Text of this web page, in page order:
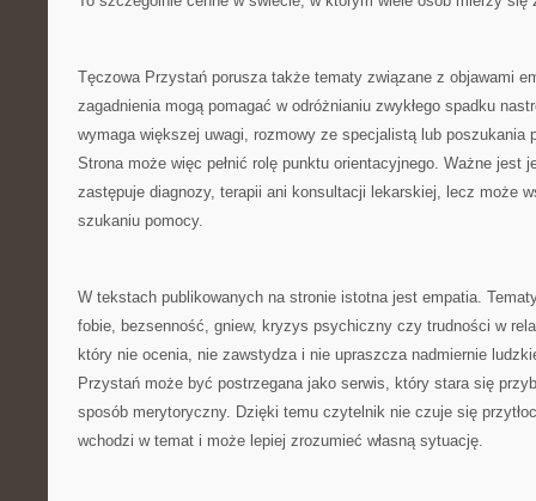
Tęczowa Przystań porusza także tematy związane z objawami
zagadnienia mogą pomagać w odróżnianiu zwykłego spadku
wymaga większej uwagi, rozmowy ze specjalistą lub poszukania
Strona może więc pełnić rolę punktu orientacyjnego. Ważne jest
zastępuje diagnozy, terapii ani konsultacji lekarskiej, lecz może
szukaniu pomocy.
W tekstach publikowanych na stronie istotna jest empatia.
fobie, bezsenność, gniew, kryzys psychiczny czy trudności w
który nie ocenia, nie zawstydza i nie upraszcza nadmiernie
Przystań może być postrzegana jako serwis, który stara się
sposób merytoryczny. Dzięki temu czytelnik nie czuje się
wchodzi w temat i może lepiej zrozumieć własną sytuację.